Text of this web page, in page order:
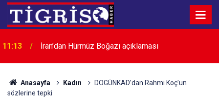
11:13 İran’dan Hürmüz Boğazı açıklaması
11:01 Gaziantep’te ruhsatsız silah operasyonu: 1 gözaltı
Anasayfa Kadın
DOGÜNKAD’dan Rahmi Koç’un
sözlerine tepki